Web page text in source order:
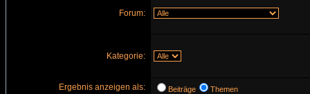
Forum:
Kategorie:
Ergebnis anzeigen als: Beiträge Themen